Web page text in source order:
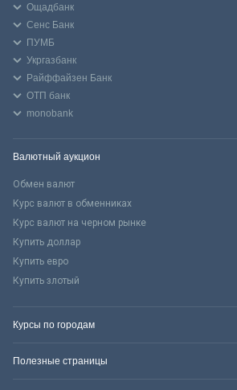
Ощадбанк
Сенс Банк
ПУМБ
Укргазбанк
Райффайзен Банк
ОТП банк
monobank
Валютный аукцион
Обмен валют
Курс валют в обменниках
Курс валют на черном рынке
Купить доллар
Купить евро
Купить злотый
Курсы по городам
Полезные страницы